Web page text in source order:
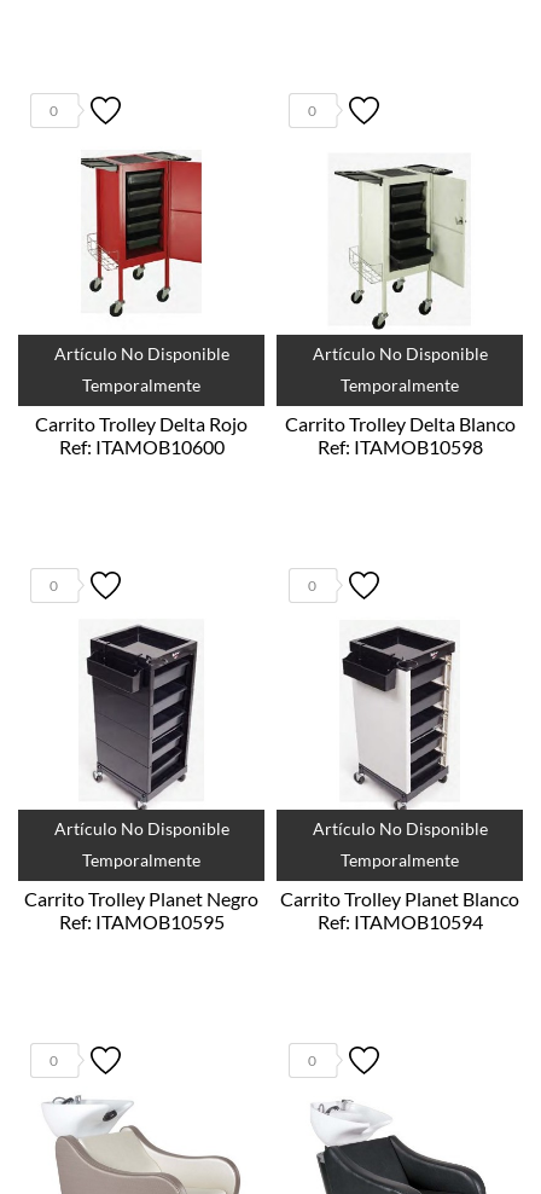
Artículo No Disponible
Temporalmente
0
Carrito Trolley Delta Rojo
Ref: ITAMOB10600
Artículo No Disponible
Temporalmente
0
Carrito Trolley Delta Blanco
Ref: ITAMOB10598
Artículo No Disponible
Temporalmente
0
Carrito Trolley Planet Negro
Ref: ITAMOB10595
Artículo No Disponible
Temporalmente
0
Carrito Trolley Planet Blanco
Ref: ITAMOB10594
0 0